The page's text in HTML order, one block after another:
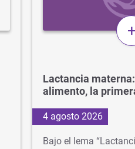
+
Lactancia
alimento, la
4 agosto 2026
Bajo el lema